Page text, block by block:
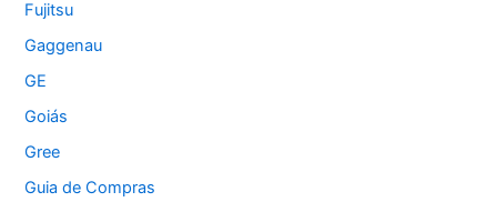
Fujitsu
Gaggenau
GE
Goiás
Gree
Guia de Compras